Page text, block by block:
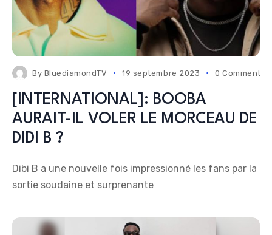
By BluediamondTV 19 septembre 2023 0 Comments
[INTERNATIONAL]: BOOBA
AURAIT-IL VOLER LE MORCEAU DE
DIDI B ?
Dibi B a une nouvelle fois impressionné les fans par la
sortie soudaine et surprenante